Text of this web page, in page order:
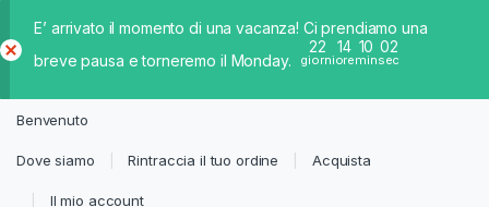
E’ arrivato il momento di una vacanza! Ci prendiamo una
breve pausa e torneremo il Monday.
22
giorni
14
ore
10
min
02
sec
iud
Benvenuto
Dove siamo Rintraccia il tuo ordine Acquista
Il mio account